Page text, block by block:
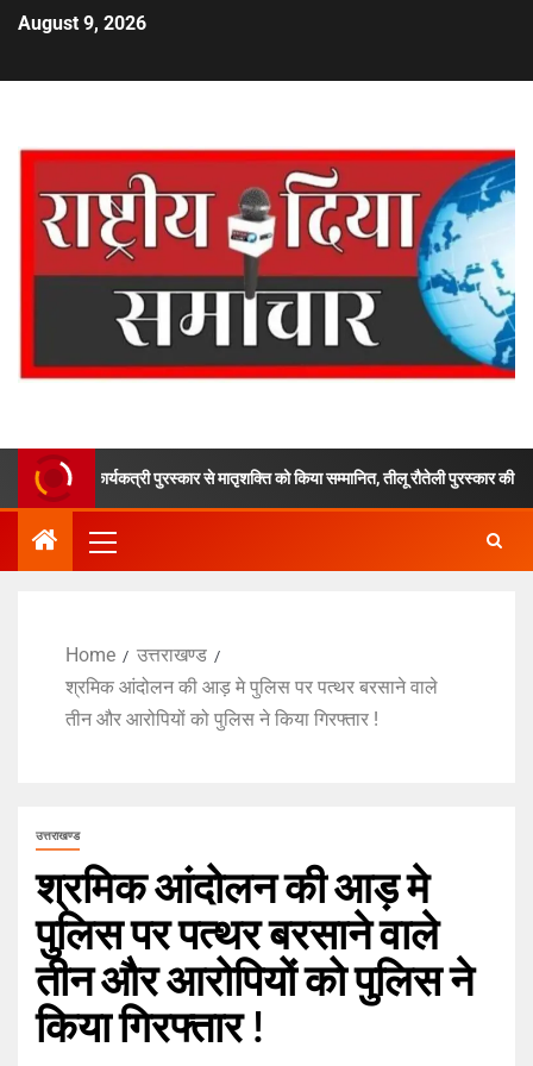
August 9, 2026
पुरस्कार से मातृशक्ति को किया सम्मानित, तीलू रौतेली पुरस्कार की सम्मान
Home
उत्तराखण्ड
श्रमिक आंदोलन की आड़ मे पुलिस पर पत्थर बरसाने वाले
तीन और आरोपियों को पुलिस ने किया गिरफ्तार !
उत्तराखण्ड
श्रमिक आंदोलन की आड़ मे
पुलिस पर पत्थर बरसाने वाले
तीन और आरोपियों को पुलिस ने
किया गिरफ्तार !